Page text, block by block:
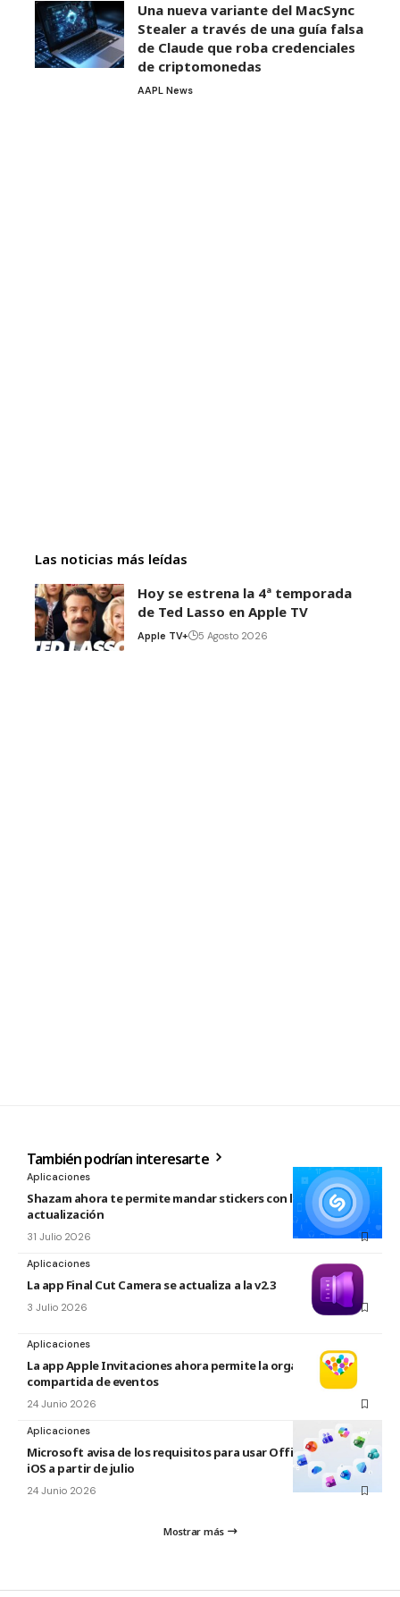
Una nueva variante del MacSync
Stealer a través de una guía falsa
de Claude que roba credenciales
de criptomonedas
AAPL News
Las noticias más leídas
Hoy se estrena la 4ª temporada
de Ted Lasso en Apple TV
Apple TV+ 5 Agosto 2026
También podrían interesarte
Aplicaciones
Shazam ahora te permite mandar stickers con la nueva
actualización
31 Julio 2026
Aplicaciones
La app Final Cut Camera se actualiza a la v2.3
3 Julio 2026
Aplicaciones
La app Apple Invitaciones ahora permite la organización
compartida de eventos
24 Junio 2026
Aplicaciones
Microsoft avisa de los requisitos para usar Office en macOS y
iOS a partir de julio
24 Junio 2026
Mostrar más